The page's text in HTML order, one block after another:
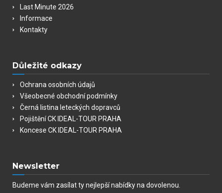
Last Minute 2026
Informace
Kontakty
Důležité odkazy
Ochrana osobních údajů
Všeobecné obchodní podmínky
Černá listina leteckých dopravců
Pojištění CK IDEAL-TOUR PRAHA
Koncese CK IDEAL-TOUR PRAHA
Newsletter
Budeme vám zasílat ty nejlepší nabídky na dovolenou.